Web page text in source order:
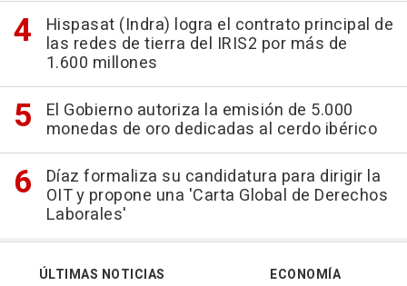
Hispasat (Indra) logra el contrato principal de
las redes de tierra del IRIS2 por más de
1.600 millones
El Gobierno autoriza la emisión de 5.000
monedas de oro dedicadas al cerdo ibérico
Díaz formaliza su candidatura para dirigir la
OIT y propone una 'Carta Global de Derechos
Laborales'
ÚLTIMAS NOTICIAS
ECONOMÍA